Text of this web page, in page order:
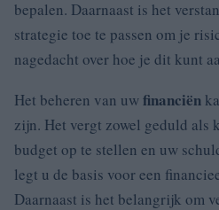
bepalen. Daarnaast is het
strategie toe te passen om je
nagedacht over hoe je dit kunt
Het beheren van uwfinanciën
zijn. Het vergt zowel geduld als
budget op te stellen en uw
legt u de basis voor een
Daarnaast is het belangrijk om